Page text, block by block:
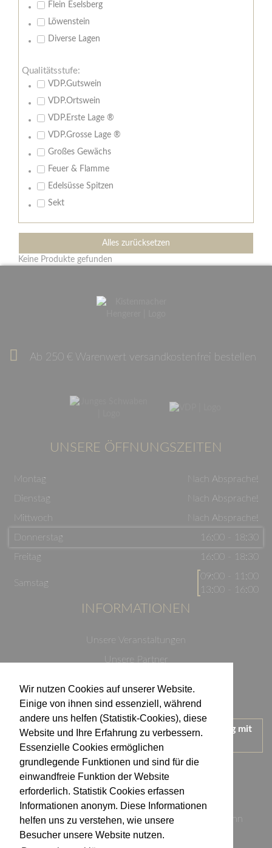
Wir nutzen Cookies auf unserer Website.
Einige von ihnen sind essenziell, während
andere uns helfen (Statistik-Cookies), diese
Website und Ihre Erfahrung zu verbessern.
Essenzielle Cookies ermöglichen
grundlegende Funktionen und sind für die
einwandfreie Funktion der Website
erforderlich. Statistik Cookies erfassen
Informationen anonym. Diese Informationen
helfen uns zu verstehen, wie unsere
Besucher unsere Website nutzen.
Flein Eselsberg
Löwenstein
Diverse Lagen
Qualitätsstufe:
VDP.Gutswein
VDP.Ortswein
VDP.Erste Lage ®
VDP.Grosse Lage ®
Großes Gewächs
Feuer & Flamme
Edelsüsse Spitzen
Sekt
Alles zurücksetzen
Keine Produkte gefunden
Ab 250 € Warenwert versandkostenfrei bestellen
UNSERE ÖFFNUNGSZEITEN
Montag
Nach Absprache!
Dienstag
Nach Absprache!
Mittwoch
Nach Absprache!
Donnerstag
16:00 - 18:30
Freitag
16:00 - 18:30
Samstag
09:00 - 11:00
13:00 - 16:00
INFORMATIONEN
Unsere Veranstaltungen
Unsere Partner
Impressum
Wir treten für einen verantwortungsvollen Umgang mit
Alkohol ein.
KONTAKT
Weingut Kistenmacher & Hengerer
Eugen-Nägele-Straße 23-25, 74074 Heilbronn
info@kistenmacher-hengerer.de